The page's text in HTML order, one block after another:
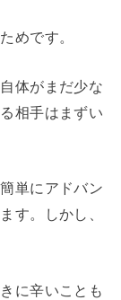
めです。
体がまだ少な
相手はまずい
単にアドバン
す。しかし、
に辛いことも